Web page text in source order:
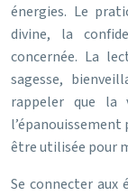
énergies. Le
divine, la
concernée. La
sagesse,
rappeler que la
être utilisée pour
Se connecter aux